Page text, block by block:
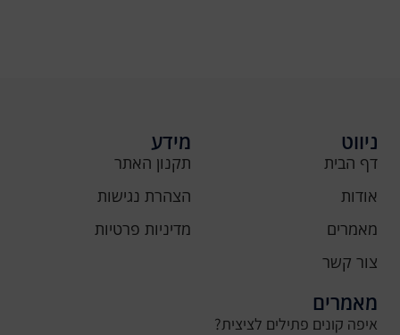
ניווט
דף הבית
אודות
מאמרים
צור קשר
מידע
תקנון האתר
הצהרת נגישות
מדיניות פרטיות
מאמרים
איפה קונים פתילים לציצית?